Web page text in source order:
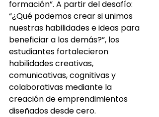
formación”. A partir del desafío:
“¿Qué podemos crear si unimos
nuestras habilidades e ideas para
beneficiar a los demás?”, los
estudiantes fortalecieron
habilidades creativas,
comunicativas, cognitivas y
colaborativas mediante la
creación de emprendimientos
diseñados desde cero.